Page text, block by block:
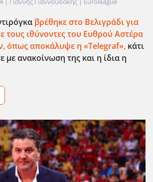
βρέθηκε στο Βελιγράδι για
τους ιθύνοντες του Ευθρού Αστέρα
όπως αποκάλυψε η «Telegraf», κάτι
με ανακοίνωση της και η ίδια η